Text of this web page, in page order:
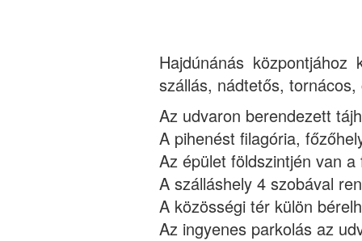
Hajdúnánás
szállás, nádtetős,
Az udvaron berendezett
A pihenést filagória,
Az épület földszintjén van
A szálláshely 4 szobával
A közösségi tér külön
Az ingyenes parkolás az